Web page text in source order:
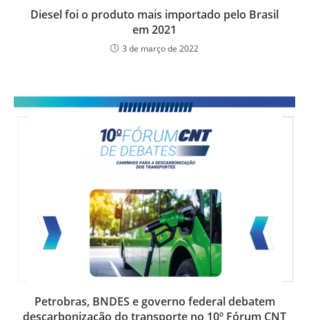
Diesel foi o produto mais importado pelo Brasil
em 2021
3 de março de 2022
Petrobras, BNDES e governo federal debatem
descarbonização do transporte no 10º Fórum CNT